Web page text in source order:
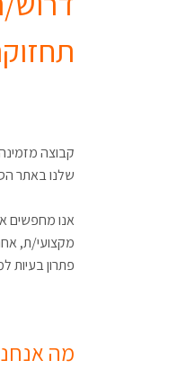
קבוצה
שלנו באתר
אנו מחפשים
מקצועי/ת,
פתרון
מה